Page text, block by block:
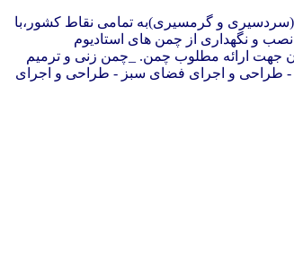
و گرمسیری)به تمامی نقاط کشور،با
و نگهداری از چمن های استادیوم
جهت ارائه مطلوب چمن. _چمن زنی و ترمیم
- طراحی و اجرای فضای سبز - طراحی و اجرای